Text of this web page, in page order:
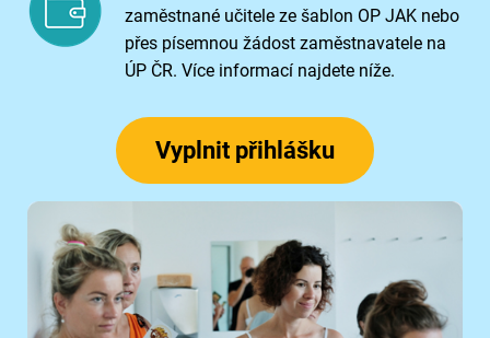
zaměstnané učitele ze šablon OP JAK nebo
přes písemnou žádost zaměstnavatele na
ÚP ČR. Více informací najdete níže.
Vyplnit přihlášku